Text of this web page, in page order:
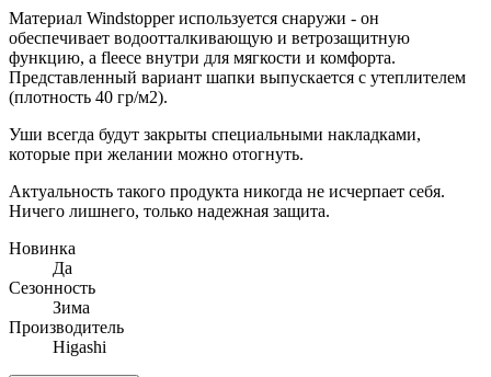
Материал Windstopper используется снаружи - он
обеспечивает водоотталкивающую и ветрозащитную
функцию, а fleece внутри для мягкости и комфорта.
Представленный вариант шапки выпускается с утеплителем
(плотность 40 гр/м2).
Уши всегда будут закрыты специальными накладками,
которые при желании можно отогнуть.
Актуальность такого продукта никогда не исчерпает себя.
Ничего лишнего, только надежная защита.
Новинка
Да
Сезонность
Зима
Производитель
Higashi